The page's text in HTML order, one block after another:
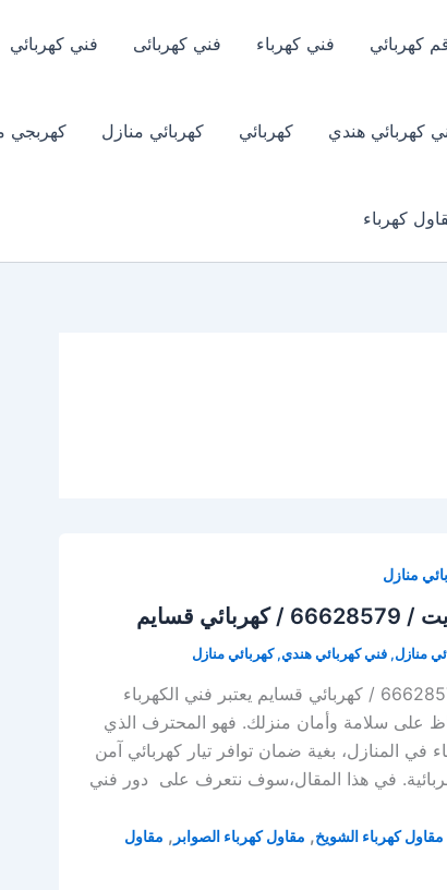
كهربائي فني كهرباء فني كهربائى فني كهربائي
كهربائي هندي كهربائي كهربائي منازل كهربجي
كهرباء
منازل
قسايم
منازل, فني كهربائي هندي,كهربائي منازل
كهربائي تركيب ثريات واسبوتلايت / 66628579 / كهربائي قسايم يعتبر فني الكهرباء
على سلامة وأمان منزلك. فهو المحترف الذي
في المنازل، بغية ضمان توافر تيار كهربائي آمن
في هذا المقال،سوف نتعرف على دور فني
مقاول كهرباء الشويخ, مقاول كهرباء الصوابر , مقاول